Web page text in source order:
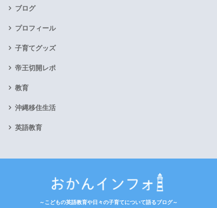
ブログ
プロフィール
子育てグッズ
帝王切開レポ
教育
沖縄移住生活
英語教育
～こどもの英語教育や日々の子育てについて語るブログ～